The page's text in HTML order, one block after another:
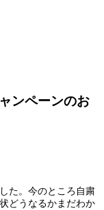
ンペーンのお
た。今のところ自粛
どうなるかまだわか